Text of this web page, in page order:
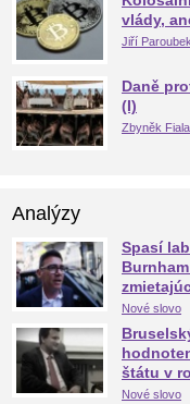
vlády,
Jiří Paroubek
Daně
(I)
Zbyněk Fiala
Analýzy
Spasí
Nové slovo
štátu v
Nové slovo